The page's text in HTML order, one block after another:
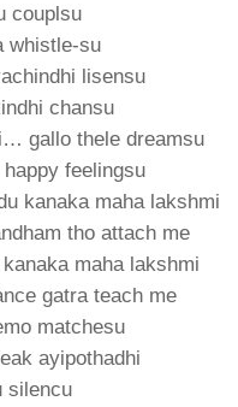
couplsu
whistle-su
lisensu
chansu
gallo thele dreamsu
feelingsu
kanaka maha lakshmi
tho attach me
maha lakshmi
gatra teach me
matchesu
ayipothadhi
silencu